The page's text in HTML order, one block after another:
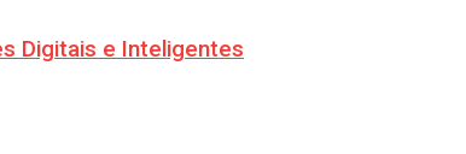
Digitais e Inteligentes